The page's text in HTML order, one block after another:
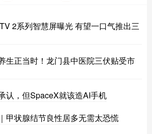
2系列智慧屏曝光 有望一口气推出三
生正当时！龙门县中医院三伏贴受市
认，但SpaceX就该造AI手机
甲状腺结节良性居多无需太恐慌